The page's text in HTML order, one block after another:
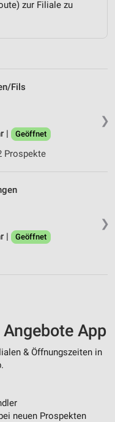
zur Filiale zu
❯
Fils
|
Geöffnet
Prospekte
❯
|
Geöffnet
App
& Öffnungszeiten in
neuen Prospekten